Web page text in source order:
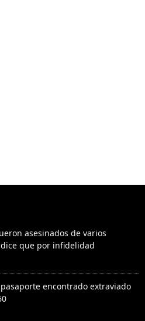
asesinados de varios
que por infidelidad
encontrado extraviado